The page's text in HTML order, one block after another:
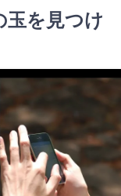
玉を見つけ